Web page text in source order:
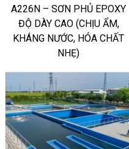
A226N – SƠN PHỦ EPOXY
ĐỘ DÀY CAO (CHỊU ẨM,
KHÁNG NƯỚC, HÓA CHẤT
NHẸ)